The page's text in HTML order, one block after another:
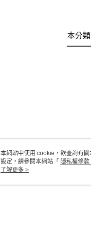
本分
本網站中使用 cookie，欲查詢有
設定，請參閱本網站「 隱私權條款
使用 cookie。
了解更多 >